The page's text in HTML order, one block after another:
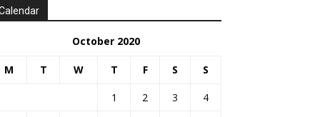
October 2020
M T W T F S S
1 2 3 4